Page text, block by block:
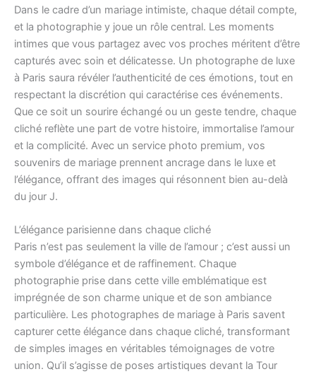
Dans le cadre d’un mariage intimiste, chaque détail compte,
et la photographie y joue un rôle central. Les moments
intimes que vous partagez avec vos proches méritent d’être
capturés avec soin et délicatesse. Un photographe de luxe
à Paris saura révéler l’authenticité de ces émotions, tout en
respectant la discrétion qui caractérise ces événements.
Que ce soit un sourire échangé ou un geste tendre, chaque
cliché reflète une part de votre histoire, immortalise l’amour
et la complicité. Avec un service photo premium, vos
souvenirs de mariage prennent ancrage dans le luxe et
l’élégance, offrant des images qui résonnent bien au-delà
du jour J.
L’élégance parisienne dans chaque cliché
Paris n’est pas seulement la ville de l’amour ; c’est aussi un
symbole d’élégance et de raffinement. Chaque
photographie prise dans cette ville emblématique est
imprégnée de son charme unique et de son ambiance
particulière. Les photographes de mariage à Paris savent
capturer cette élégance dans chaque cliché, transformant
de simples images en véritables témoignages de votre
union. Qu’il s’agisse de poses artistiques devant la Tour